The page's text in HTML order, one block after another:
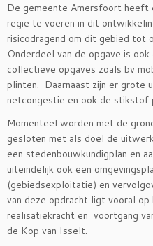
De gemeente Amersfoort heeft
regie te voeren in dit
risicodragend om dit gebied tot
Onderdeel van de opgave is
collectieve opgaves zoals bv
plinten. Daarnaast zijn er grote
netcongestie en ook de stikstof
Momenteel worden met de
gesloten met als doel de
een stedenbouwkundigplan en
uiteindelijk ook een
(gebiedsexploitatie) en
van deze opdracht ligt vooral op
realisatiekracht en voortgang
de Kop van Isselt.